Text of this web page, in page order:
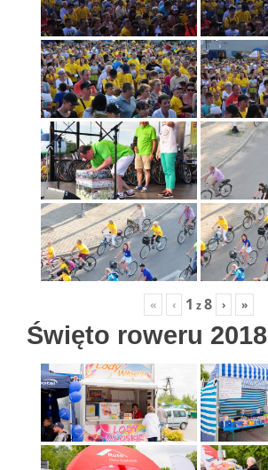
« ‹ 1 z8 › »
Święto roweru 2018